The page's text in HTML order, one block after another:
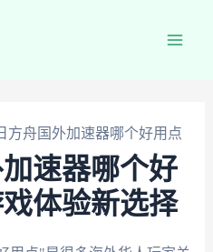
方舟国外加速器哪个好用点
速器哪个好
体验新选择